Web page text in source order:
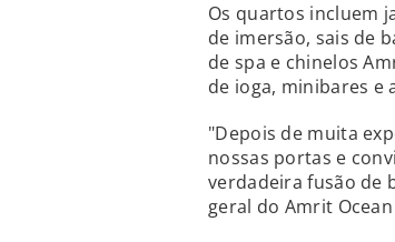
Os quartos incluem
de imersão, sais de
de spa e chinelos
de ioga, minibares e
"Depois de muita
nossas portas e
verdadeira fusão de
geral do Amrit